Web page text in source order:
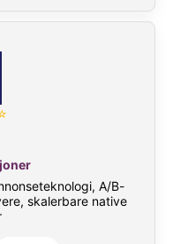
A/B-
skalerbare native